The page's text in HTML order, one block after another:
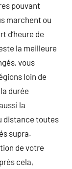
pouvant
marchent ou
d’heure de
la meilleure
vous
loin de
durée
la
distance toutes
supra.
de votre
cela,